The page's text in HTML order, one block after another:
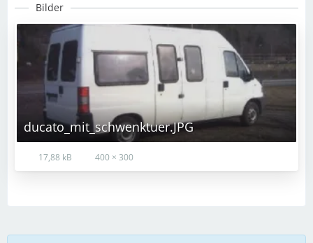
Bilder
ducato_mit_schwenktuer.JPG
17,88 kB 400 × 300